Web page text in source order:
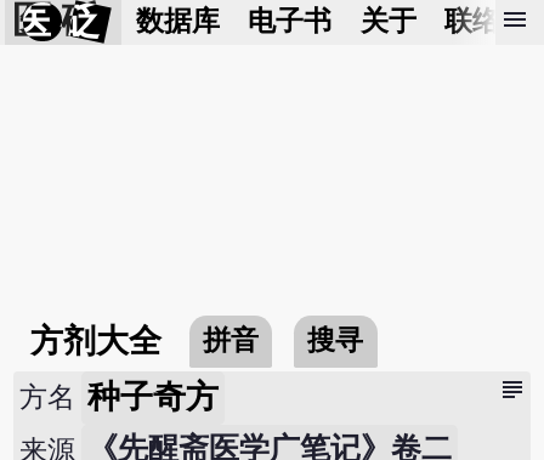
医 砭 数据库 电子书 关于 联络我
menu
方剂大全 拼音 搜寻
subject
方名 种子奇方
来源 《先醒斋医学广笔记》卷二